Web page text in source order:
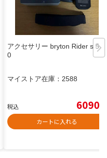
アクセサリー bryton Rider s 50
0
マイストア在庫： 2588
税込 6090
カートに入れる